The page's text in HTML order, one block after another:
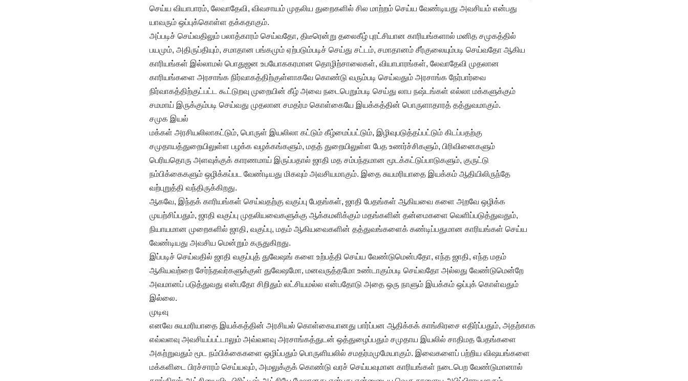
செய்ய வியாபாரம், லேவாதேவி, விவசாயம் முதலிய துறைகளில் சில மாற்றம் செய்ய வேண்டியது அவசியம் என்பது
யாவரும் ஒப்புக்கொள்ள தக்கதாகும்.
அப்படிச் செய்வதிலும் பலாத்காரம் செய்வதோ, திடீரென்று தலைகீழ் புரட்சியான காரியங்களால் மனித சமுகத்தில்
பயமும், அதிருப்தியும், சமாதான பங்கமும் ஏற்படும்படிச் செய்து சட்டம், சமாதானம் சீர்குலையும்படி செய்வதோ ஆகிய
காரியங்கள் இல்லாமல் பொதுஜன உபயோககரமான தொழிற்சாலைகள், வியாபாரங்கள், லேவாதேவி முதலான
காரியங்களை அரசாங்க நிர்வாகத்திற்குள்ளாகவே கொண்டு வரும்படி செய்வதும் அரசாங்க நேர்பார்வை
நிர்வாகத்திற்குட்பட்ட கூட்டுறவு முறையின் கீழ் அவை நடைபெறும்படி செய்து லாப நஷ்டங்கள் எல்லா மக்களுக்கும்
சமமாய் இருக்கும்படி செய்வது முதலான சமதர்ம கொள்கையே இயக்கத்தின் பொருளாதாரத் தத்துவமாகும்.
சமுக இயல்
மக்கள் அரசியலிலாகட்டும், பொருள் இயலிலா கட்டும் கீழ்மைப்பட்டும், இழிவுபடுத்தப்பட்டும் கிடப்பதற்கு
சமுதாயத்துறையிலுள்ள பழக்க வழக்கங்களும், மதத் துறையிலுள்ள பேத உணர்ச்சிகளும், பிரிவினைகளும்
பெரியதொரு அளவுக்குக் காரணமாய் இருப்பதால் ஜாதி மத சம்பந்தமான மூடக்கட்டுப்பாடுகளும், குருட்டு
நம்பிக்கைகளும் ஒழிக்கப்பட வேண்டியது மிகவும் அவசியமாகும். இதை சுயமரியாதை இயக்கம் ஆதியிலிருந்தே
வற்புறுத்தி வந்திருக்கிறது.
ஆகவே, இந்தக் காரியங்கள் செய்வதற்கு வகுப்பு பேதங்கள், ஜாதி பேதங்கள் ஆகியவை களை அறவே ஒழிக்க
முயற்சிப்பதும், ஜாதி வகுப்பு முதலியவைகளுக்கு ஆக்கமளிக்கும் மதங்களின் தன்மைகளை வெளிப்படுத்துவதும்,
நியாயமான முறைகளில் ஜாதி, வகுப்பு, மதம் ஆகியவைகளின் தத்துவங்களைக் கண்டிப்பதுமான காரியங்கள் செய்ய
வேண்டியது அவசிய மென்றும் கருதுகிறது.
இப்படிச் செய்வதில் ஜாதி வகுப்புத் துவேஷங் களை உற்பத்தி செய்ய வேண்டுமென்பதோ, எந்த ஜாதி, எந்த மதம்
ஆகியவற்றை சேர்ந்தவர்களுக்குள் துவேஷமோ, மனவருத்தமோ உண்டாகும்படி செய்வதோ அல்லது வேண்டுமென்றே
அவமானப் படுத்துவது என்பதோ சிறிதும் லட்சியமல்ல என்பதோடு அதை ஒரு நாளும் இயக்கம் ஒப்புக் கொள்வதும்
இல்லை.
முடிவு
எனவே சுயமரியாதை இயக்கத்தின் அரசியல் கொள்கையானது பார்ப்பன ஆதிக்கக் காங்கிரசை எதிர்ப்பதும், அதற்காக
எவ்வளவு அவசியப்பட்டாலும் அவ்வளவு அரசாங்கத்துடன் ஒத்துழைப்பதும் சமுதாய இயலில் சாதிமத பேதங்களை
அகற்றுவதும் மூட நம்பிக்கைகளை ஒழிப்பதும் பொருளியலில் சமதர்மமுமேயாகும். இவைகளைப் பற்றிய விஷயங்களை
மக்களிடை பிரச்சாரம் செய்யவும், அமலுக்குக் கொண்டு வரச் செய்யவுமான காரியங்கள் நடைபெற வேண்டுமானால்